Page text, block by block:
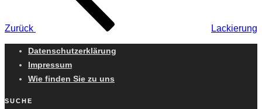
Zurück Lackierung
Datenschutzerklärung
Impressum
Wie finden Sie zu uns
SUCHE